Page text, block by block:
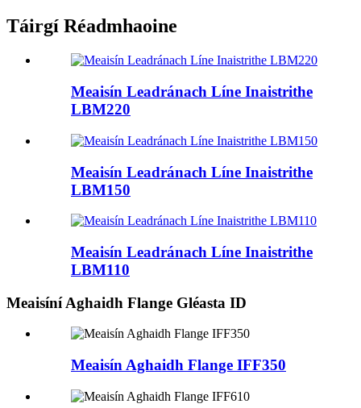
Táirgí Réadmhaoine
Meaisín Leadránach Líne Inaistrithe
LBM220
Meaisín Leadránach Líne Inaistrithe
LBM150
Meaisín Leadránach Líne Inaistrithe
LBM110
Meaisíní Aghaidh Flange Gléasta ID
Meaisín Aghaidh Flange IFF350